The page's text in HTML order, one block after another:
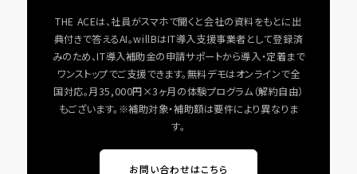
THE ACEは、社員がスマホで聞くと会社の資料をもとに出
典付きで答えるAI。willBはIT導入支援事業者として登録済
みのため、IT導入補助金の申請サポートから導入・定着まで
ワンストップでご支援できます。無料デモはオンラインで全
国対応。月35,000円×3ヶ月の体験プログラム（解約自由）
もございます。※補助対象・補助額は要件により異なりま
す。
お問い合わせはこちら